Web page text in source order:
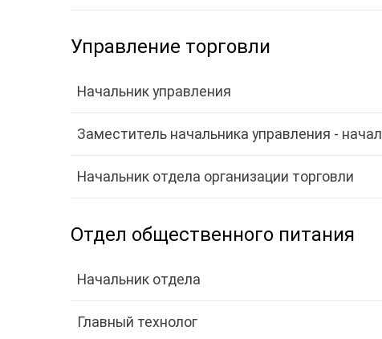
Управление торговли
Начальник управления
Заместитель начальника управления -
Начальник отдела организации торговли
Отдел общественного питания
Начальник отдела
Главный технолог